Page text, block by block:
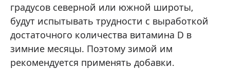
градусов северной или южной широты,
будут испытывать трудности с выработкой
достаточного количества витамина D в
зимние месяцы. Поэтому зимой им
рекомендуется применять добавки.